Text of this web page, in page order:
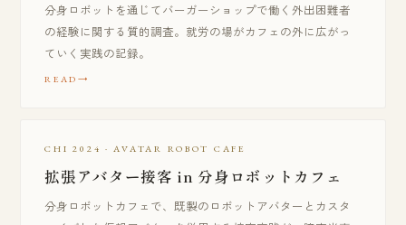
分身ロボットを通じてバーガーショップで働く外出困難者
の経験に関する質的調査。就労の場がカフェの外に広がっ
ていく実践の記録。
READ
CHI 2024 · AVATAR ROBOT CAFE
拡張アバター接客 in 分身ロボットカフェ
分身ロボットカフェで、既製のロボットアバターとカスタ